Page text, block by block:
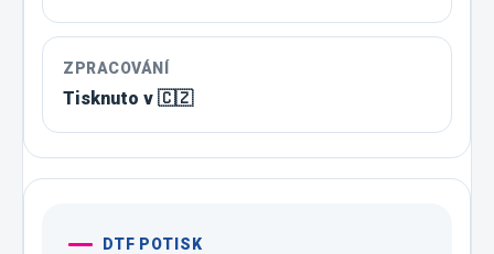
ZPRACOVÁNÍ
Tisknuto v 🇨🇿
DTF POTISK